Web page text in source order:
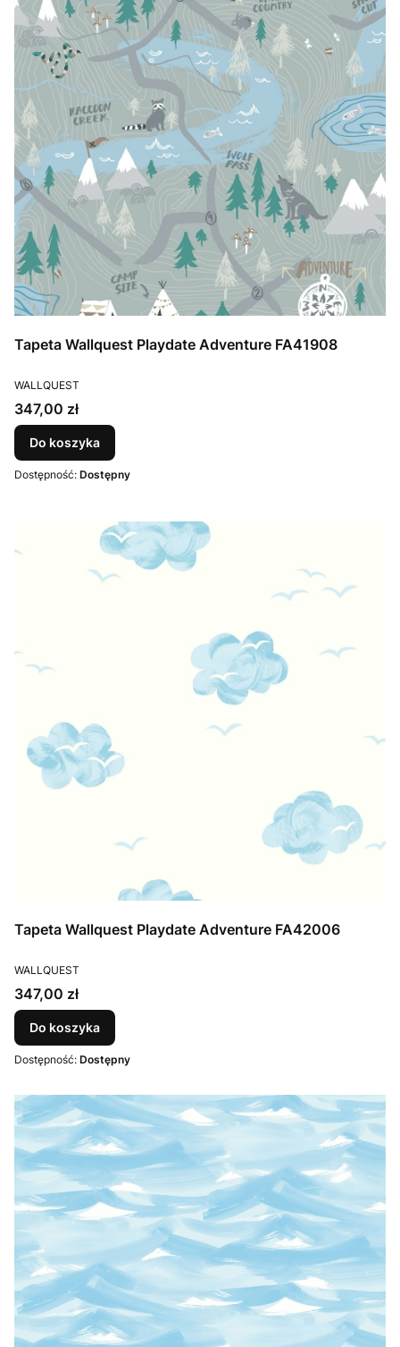
Tapeta Wallquest Playdate Adventure FA41908
PRODUCENT
WALLQUEST
Cena
347,00 zł
Do koszyka
Dostępność: Dostępny
Tapeta Wallquest Playdate Adventure FA42006
PRODUCENT
WALLQUEST
Cena
347,00 zł
Do koszyka
Dostępność: Dostępny